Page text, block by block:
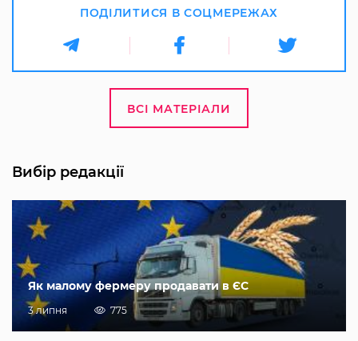
ПОДІЛИТИСЯ В СОЦМЕРЕЖАХ
ВСІ МАТЕРІАЛИ
Вибір редакції
Як малому фермеру продавати в ЄС
3 липня 775